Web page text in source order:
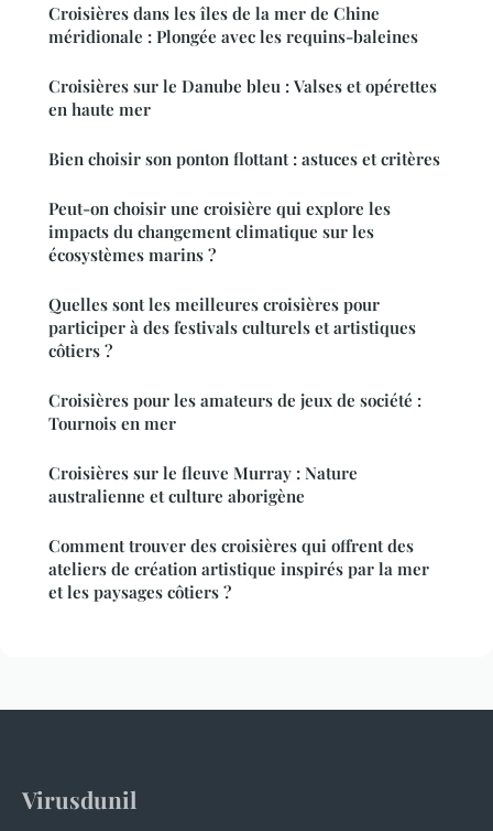
Croisières dans les îles de la mer de Chine
méridionale : Plongée avec les requins-baleines
Croisières sur le Danube bleu : Valses et opérettes
en haute mer
Bien choisir son ponton flottant : astuces et critères
Peut-on choisir une croisière qui explore les
impacts du changement climatique sur les
écosystèmes marins ?
Quelles sont les meilleures croisières pour
participer à des festivals culturels et artistiques
côtiers ?
Croisières pour les amateurs de jeux de société :
Tournois en mer
Croisières sur le fleuve Murray : Nature
australienne et culture aborigène
Comment trouver des croisières qui offrent des
ateliers de création artistique inspirés par la mer
et les paysages côtiers ?
Virusdunil